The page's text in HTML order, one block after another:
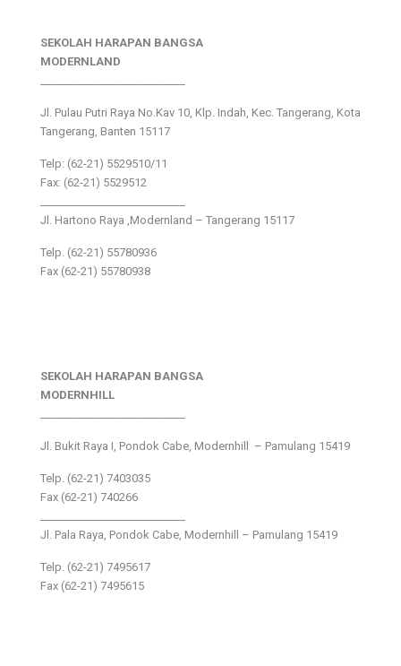
SEKOLAH HARAPAN BANGSA
MODERNLAND
Jl. Pulau Putri Raya No.Kav 10, Klp. Indah, Kec. Tangerang, Kota
Tangerang, Banten 15117
Telp: (62-21) 5529510/11
Fax: (62-21) 5529512
Jl. Hartono Raya ,Modernland – Tangerang 15117
Telp. (62-21) 55780936
Fax (62-21) 55780938
SEKOLAH HARAPAN BANGSA
MODERNHILL
Jl. Bukit Raya I, Pondok Cabe, Modernhill – Pamulang 15419
Telp. (62-21) 7403035
Fax (62-21) 740266
Jl. Pala Raya, Pondok Cabe, Modernhill – Pamulang 15419
Telp. (62-21) 7495617
Fax (62-21) 7495615